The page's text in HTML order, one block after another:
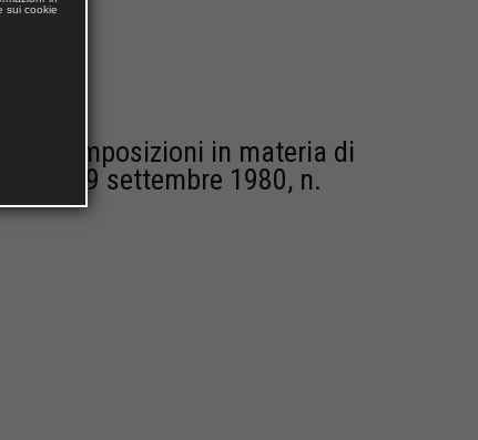
imposizioni in materia di
(L. 29 settembre 1980, n.
sui cookie